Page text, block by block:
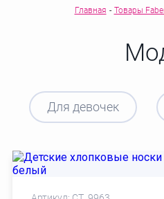
Главная - Товары
Для девочек